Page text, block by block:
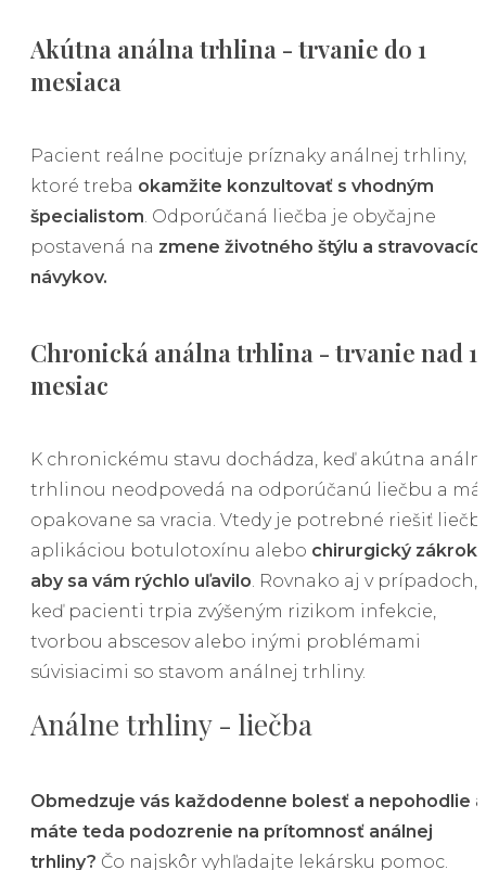
Akútna análna trhlina - trvanie do 1
mesiaca
Pacient reálne pociťuje príznaky análnej trhliny,
ktoré treba okamžite konzultovať s vhodným
špecialistom. Odporúčaná liečba je obyčajne
postavená na zmene životného štýlu a
návykov.
Chronická análna trhlina - trvanie nad 1
mesiac
K chronickému stavu dochádza, keď akútna
trhlinou neodpovedá na odporúčanú liečbu a má
opakovane sa vracia. Vtedy je potrebné riešiť
aplikáciou botulotoxínu alebo chirurgický zákrok,
aby sa vám rýchlo uľavilo. Rovnako aj v prípadoch,
keď pacienti trpia zvýšeným rizikom infekcie,
tvorbou abscesov alebo inými problémami
súvisiacimi so stavom análnej trhliny.
Análne trhliny - liečba
Obmedzuje vás každodenne bolesť a nepohodlie a
máte teda podozrenie na prítomnosť análnej
trhliny? Čo najskôr vyhľadajte lekársku pomoc.